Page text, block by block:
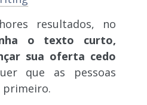
resultados, no
o texto curto,
sua oferta cedo
que as pessoas
primeiro.